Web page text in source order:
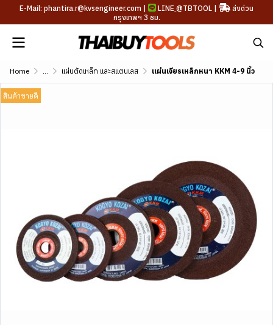
E-Mail: phantira.r@kvsengineer.com | LINE @TBTOOL |
ส่งด่วน
กรุงเทพฯ 3 ชม.
Home ... แผ่นตัดเหล็ก และสแตนเลส แผ่นเจียรเหล็กหนา KKM 4-9 นิ้ว
สินค้าขายดี